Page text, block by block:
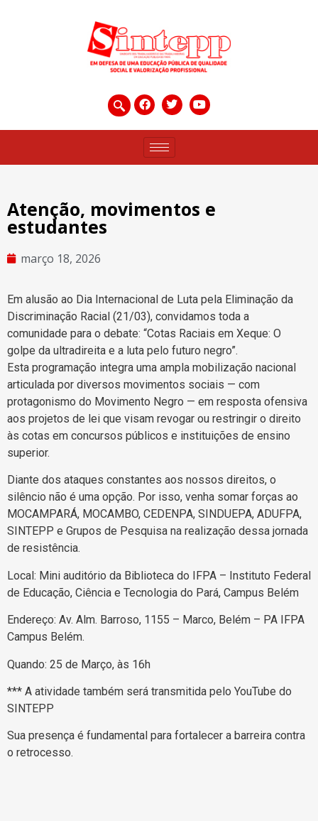
Atenção, movimentos e
estudantes
março 18, 2026
Em alusão ao Dia Internacional de Luta pela Eliminação da
Discriminação Racial (21/03), convidamos toda a
comunidade para o debate: “Cotas Raciais em Xeque: O
golpe da ultradireita e a luta pelo futuro negro”.
Esta programação integra uma ampla mobilização nacional
articulada por diversos movimentos sociais — com
protagonismo do Movimento Negro — em resposta ofensiva
aos projetos de lei que visam revogar ou restringir o direito
às cotas em concursos públicos e instituições de ensino
superior.
Diante dos ataques constantes aos nossos direitos, o
silêncio não é uma opção. Por isso, venha somar forças ao
MOCAMPARÁ, MOCAMBO, CEDENPA, SINDUEPA, ADUFPA,
SINTEPP e Grupos de Pesquisa na realização dessa jornada
de resistência.
Local: Mini auditório da Biblioteca do IFPA – Instituto Federal
de Educação, Ciência e Tecnologia do Pará, Campus Belém
Endereço: Av. Alm. Barroso, 1155 – Marco, Belém – PA IFPA
Campus Belém.
Quando: 25 de Março, às 16h
*** A atividade também será transmitida pelo YouTube do
SINTEPP
Sua presença é fundamental para fortalecer a barreira contra
o retrocesso.